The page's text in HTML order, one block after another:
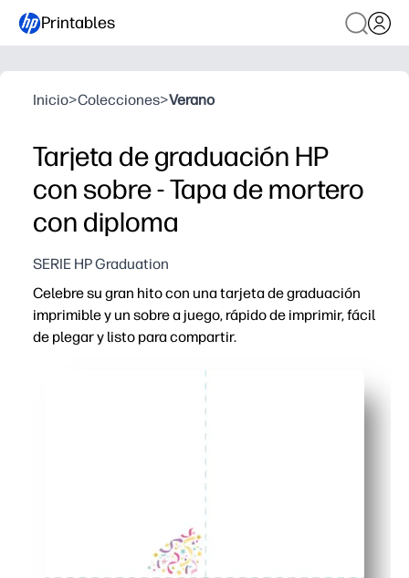
Printables
Inicio>Colecciones>Verano
Tarjeta de graduación HP
con sobre - Tapa de mortero
con diploma
SERIE HP Graduation
Celebre su gran hito con una tarjeta de graduación
imprimible y un sobre a juego, rápido de imprimir, fácil
de plegar y listo para compartir.
Comodidad para imprimir y llevar: descarga, imprime,
Look coordinado: la tarjeta y el sobre a juego hacen
Personal y versátil: mucho espacio para una nota
Flexible para cualquier entorno: perfecto para